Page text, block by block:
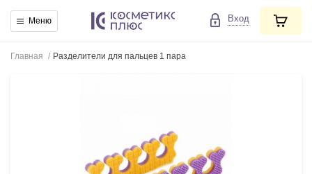
Меню Вход
Главная / Разделители для пальцев 1 пара